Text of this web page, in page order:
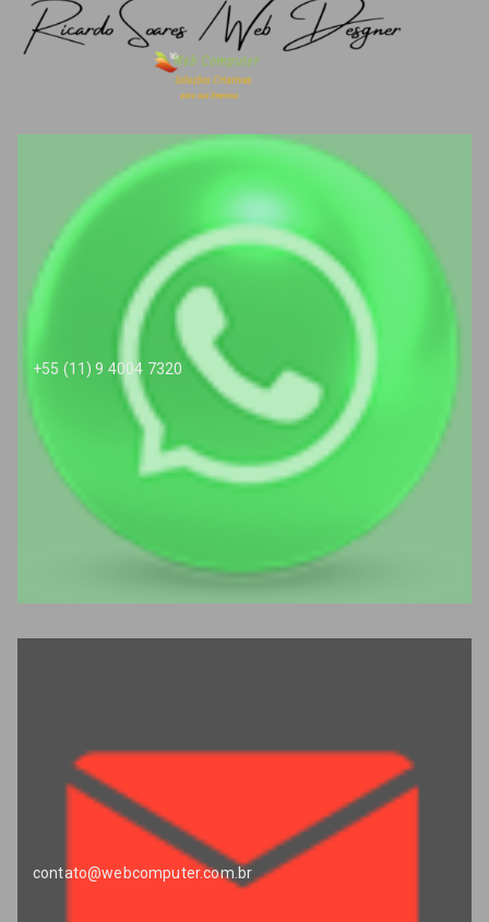
+55 (11) 9 4004 7320
contato@webcomputer.com.br